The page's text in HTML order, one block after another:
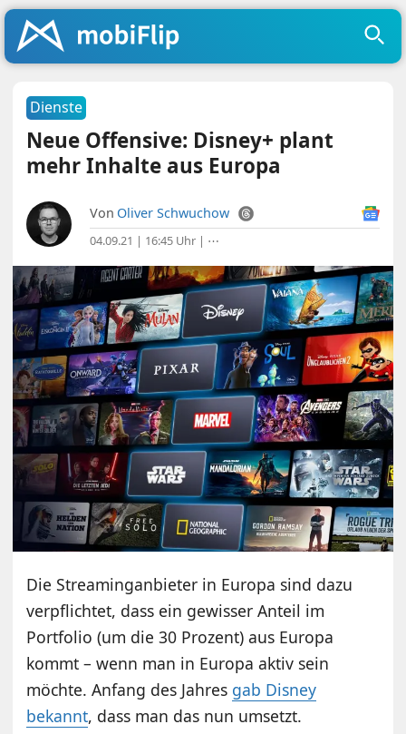
Dienste
Neue Offensive: Disney+ plant
mehr Inhalte aus Europa
Von Oliver Schwuchow
04.09.21 | 16:45 Uhr | ⋯
Die Streaminganbieter in Europa sind dazu
verpflichtet, dass ein gewisser Anteil im
Portfolio (um die 30 Prozent) aus Europa
kommt – wenn man in Europa aktiv sein
möchte. Anfang des Jahres gab Disney
bekannt, dass man das nun umsetzt.